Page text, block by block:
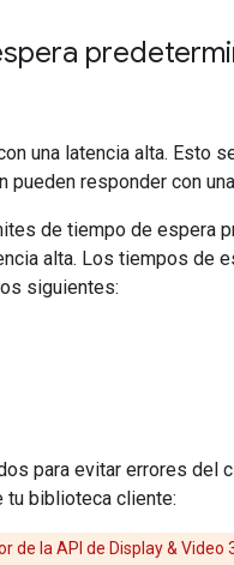
una latencia alta. Esto
responder con
de tiempo de espera
alta. Los tiempos de
siguientes:
para evitar errores del
tu biblioteca cliente:
de la API de Display &